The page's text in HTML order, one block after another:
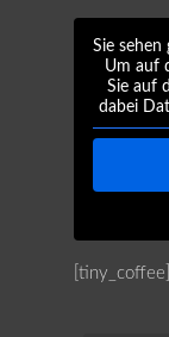
Sie sehen
Um auf
Sie auf
dabei
[tiny_coffee]